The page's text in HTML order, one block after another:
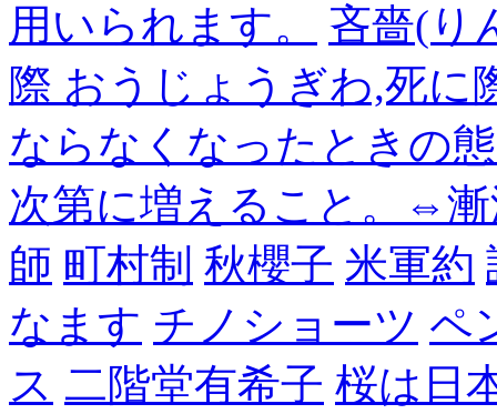
用いられます。
吝嗇(り
際 おうじょうぎわ,死に
ならなくなったときの
次第に増えること。⇔
師 町村制 秋櫻子 米軍約
なます チノショーツ ペ
ス 二階堂有希子 桜は日